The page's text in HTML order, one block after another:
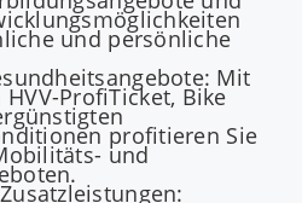
und persönliche
Mit
ProfiTicket, Bike
profitieren Sie
und